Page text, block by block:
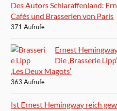
Des Autors Schlaraffenland:
Cafés und Brasserien von Paris
371 Aufrufe
Ernest
Die ‚Brasserie
‚Les Deux Magots‘
363 Aufrufe
Ist Ernest Hemingway reich